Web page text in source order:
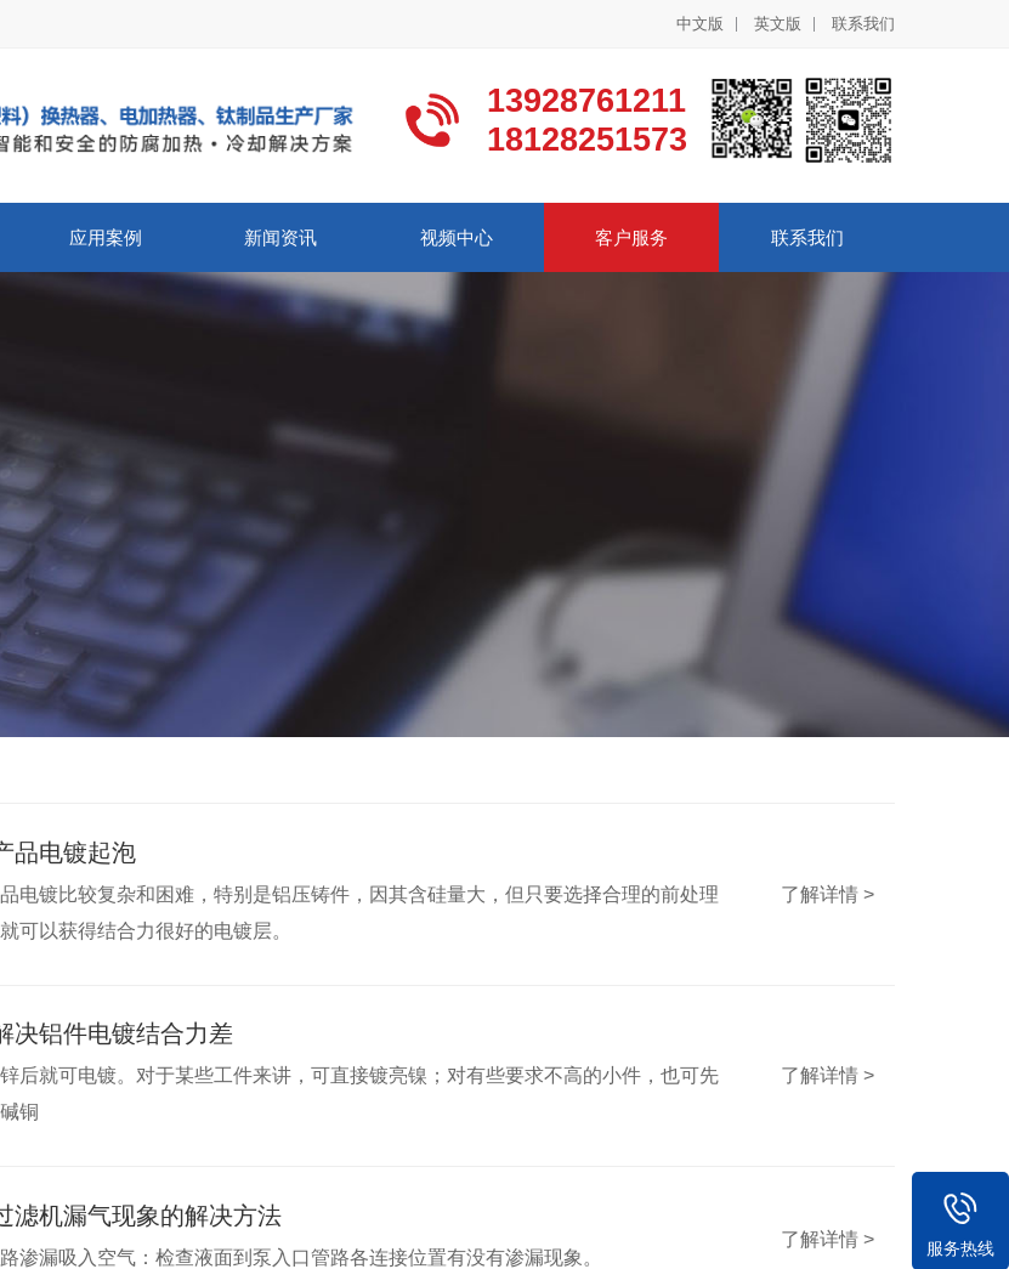
中文版 英文版 联系我们
13928761211
18128251573
应用案例 新闻资讯 视频中心 客户服务 联系我们
品电镀起泡
电镀比较复杂和困难，特别是铝压铸件，因其含硅量大，但只要选择合理的前处理
可以获得结合力很好的电镀层。
了解详情 >
决铝件电镀结合力差
后就可电镀。对于某些工件来讲，可直接镀亮镍；对有些要求不高的小件，也可先
铜
了解详情 >
滤机漏气现象的解决方法
渗漏吸入空气：检查液面到泵入口管路各连接位置有没有渗漏现象。
了解详情 > 服务热线